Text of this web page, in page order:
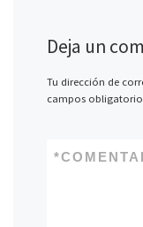
Deja un
Tu dirección de
campos
*